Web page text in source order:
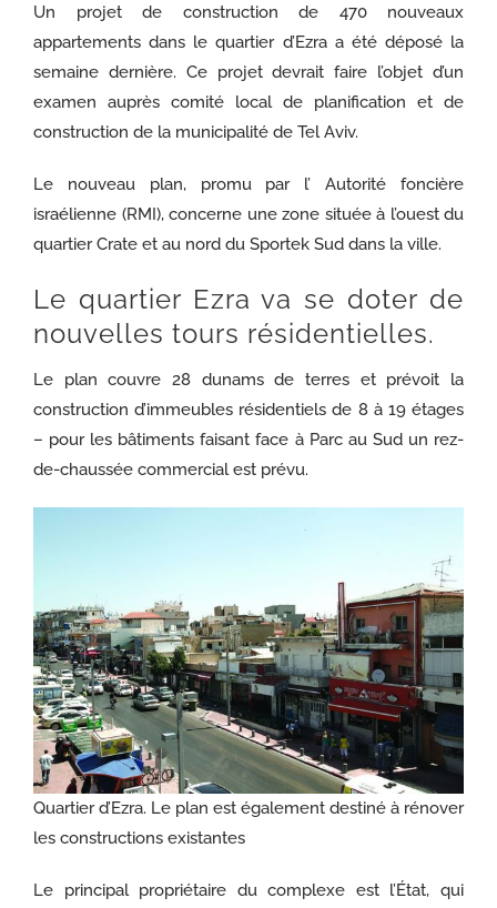
Un projet de construction de 470 nouveaux
appartements dans le quartier d’Ezra a été déposé la
semaine dernière. Ce projet devrait faire l’objet d’un
examen auprès comité local de planification et de
construction de la municipalité de Tel Aviv.
Le nouveau plan, promu par l’ Autorité foncière
israélienne (RMI), concerne une zone située à l’ouest du
quartier Crate et au nord du Sportek Sud dans la ville.
Le quartier Ezra va se doter de
nouvelles tours résidentielles.
Le plan couvre 28 dunams de terres et prévoit la
construction d’immeubles résidentiels de 8 à 19 étages
– pour les bâtiments faisant face à Parc au Sud un rez-
de-chaussée commercial est prévu.
Quartier d’Ezra. Le plan est également destiné à rénover
les constructions existantes
Le principal propriétaire du complexe est l’État, qui